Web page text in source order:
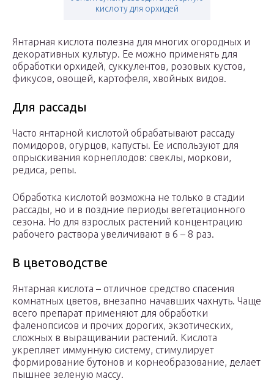
кислоту для орхидей
Янтарная кислота полезна для многих огородных и
декоративных культур. Ее можно применять для
обработки орхидей, суккулентов, розовых кустов,
фикусов, овощей, картофеля, хвойных видов.
Для рассады
Часто янтарной кислотой обрабатывают рассаду
помидоров, огурцов, капусты. Ее используют для
опрыскивания корнеплодов: свеклы, моркови,
редиса, репы.
Обработка кислотой возможна не только в стадии
рассады, но и в поздние периоды вегетационного
сезона. Но для взрослых растений концентрацию
рабочего раствора увеличивают в 6 – 8 раз.
В цветоводстве
Янтарная кислота – отличное средство спасения
комнатных цветов, внезапно начавших чахнуть. Чаще
всего препарат применяют для обработки
фаленопсисов и прочих дорогих, экзотических,
сложных в выращивании растений. Кислота
укрепляет иммунную систему, стимулирует
формирование бутонов и корнеобразование, делает
пышнее зеленую массу.